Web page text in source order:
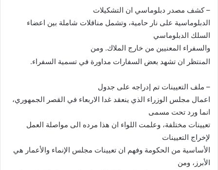
– كشف مصدر دبلوماسي ان التشكيلات
الدبلوماسية على نار حامية، وتشمل مناقلات شاملة بين اعضاء
السلك الدبلوماسي
والسفراء المعنيين من خارج الملاك. ومن
المنتظر ان تشهد بعض السفارات مداورة في تسمية السفراء.
– ملف التعيينات تم إدراجه على جدول
اعمال مجلس الوزراء الذي ينعقد غدا الاربعاء في القصر الجمهوري،
انما ورد تحت مسمى
تعيينات مختلفة، وعلمت اللواء ان هذا مرده الى مواصلة العمل
لإخراج التعيينات
الأساسية من الحكومة وفهم ان تعيينات مجلس الإنماء والأعمار هي
الأبرز، ومن